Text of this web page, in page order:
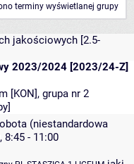
terminy wyświetlanej grupy
jakościowych [2.5-
2023/2024 [2023/24-Z]
[KON], grupa nr 2
]
(niestandardowa
- 11:00